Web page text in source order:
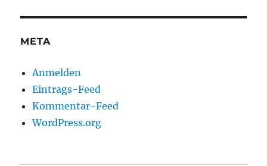
META
Anmelden
Eintrags-Feed
Kommentar-Feed
WordPress.org